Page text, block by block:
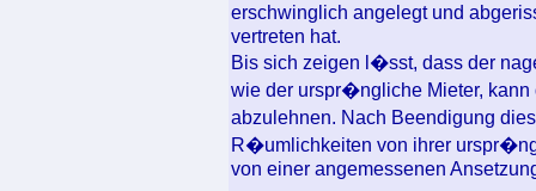
erschwinglich angelegt und
vertreten hat.
Bis sich zeigen l�sst, dass der
wie der urspr�ngliche Mieter, kann
abzulehnen. Nach Beendigung
R�umlichkeiten von ihrer
von einer angemessenen